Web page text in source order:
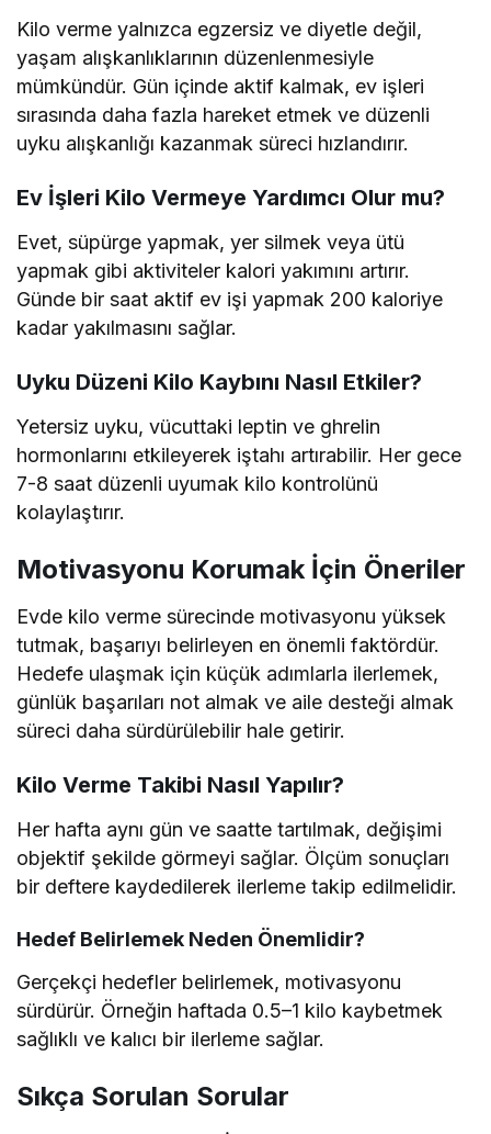
Kilo verme yalnızca egzersiz ve diyetle değil,
yaşam alışkanlıklarının düzenlenmesiyle
mümkündür. Gün içinde aktif kalmak, ev işleri
sırasında daha fazla hareket etmek ve düzenli
uyku alışkanlığı kazanmak süreci hızlandırır.
Ev İşleri Kilo Vermeye Yardımcı Olur mu?
Evet, süpürge yapmak, yer silmek veya ütü
yapmak gibi aktiviteler kalori yakımını artırır.
Günde bir saat aktif ev işi yapmak 200 kaloriye
kadar yakılmasını sağlar.
Uyku Düzeni Kilo Kaybını Nasıl Etkiler?
Yetersiz uyku, vücuttaki leptin ve ghrelin
hormonlarını etkileyerek iştahı artırabilir. Her gece
7-8 saat düzenli uyumak kilo kontrolünü
kolaylaştırır.
Motivasyonu Korumak İçin Öneriler
Evde kilo verme sürecinde motivasyonu yüksek
tutmak, başarıyı belirleyen en önemli faktördür.
Hedefe ulaşmak için küçük adımlarla ilerlemek,
günlük başarıları not almak ve aile desteği almak
süreci daha sürdürülebilir hale getirir.
Kilo Verme Takibi Nasıl Yapılır?
Her hafta aynı gün ve saatte tartılmak, değişimi
objektif şekilde görmeyi sağlar. Ölçüm sonuçları
bir deftere kaydedilerek ilerleme takip edilmelidir.
Hedef Belirlemek Neden Önemlidir?
Gerçekçi hedefler belirlemek, motivasyonu
sürdürür. Örneğin haftada 0.5–1 kilo kaybetmek
sağlıklı ve kalıcı bir ilerleme sağlar.
Sıkça Sorulan Sorular